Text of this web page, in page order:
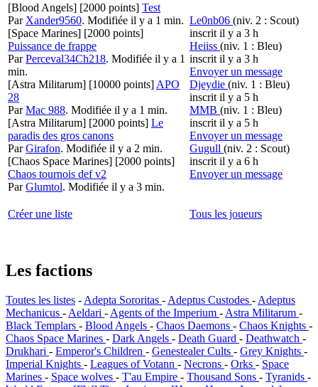
[Blood Angels] [2000 points] Test
Par Xander9560. Modifiée il y a 1 min.
[Space Marines] [2000 points]
Puissance de frappe
ParPerceval34Ch218. Modifiée il y a 1
min.
[Astra Militarum] [10000 points] APO
28
ParMac 988. Modifiée il y a 1 min.
[Astra Militarum] [2000 points] Le
paradis des gros canons
ParGirafon. Modifiée il y a 2 min.
[Chaos Space Marines] [2000 points]
Chaos tournois def v2
ParGlumtol. Modifiée il y a 3 min.
Le0nb06 (niv. 2 : Scout)
inscrit il y a 3 h
Heiiss (niv. 1 : Bleu)
inscrit il y a 3 h
Envoyer un message
Djeydie (niv. 1 : Bleu)
inscrit il y a 5 h
MMB (niv. 1 : Bleu)
inscrit il y a 5 h
Envoyer un message
Gugull (niv. 2 : Scout)
inscrit il y a 6 h
Envoyer un message
Créer une liste Tous les joueurs
Les factions
Toutes les listes -Adepta Sororitas -Adeptus Custodes -Adeptus
Mechanicus -Aeldari -Agents of the Imperium -Astra Militarum -
Black Templars - Blood Angels - Chaos Daemons - Chaos Knights -
Chaos Space Marines - Dark Angels - Death Guard - Deathwatch -
Drukhari - Emperor's Children - Genestealer Cults - Grey Knights -
Imperial Knights - Leagues of Votann - Necrons - Orks - Space
Marines - Space wolves - T'au Empire - Thousand Sons - Tyranids -